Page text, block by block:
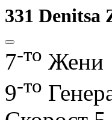
331 Denitsa
7-то Жени
9-то